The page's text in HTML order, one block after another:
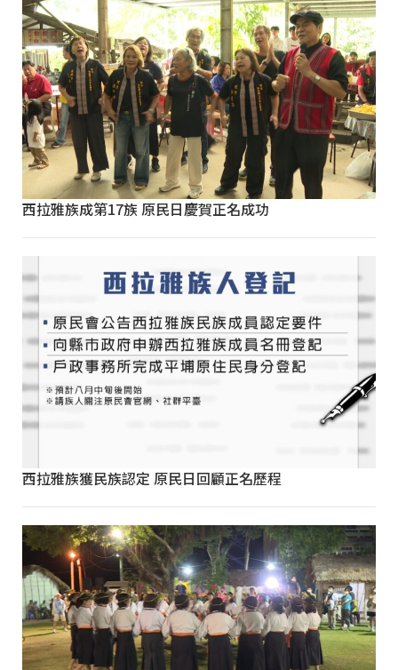
西拉雅族成第17族 原民日慶賀正名成功
西拉雅族獲民族認定 原民日回顧正名歷程